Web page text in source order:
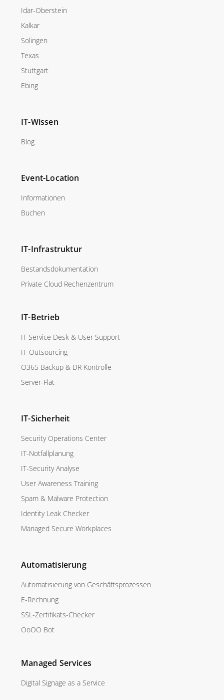
Idar-Oberstein
Kalkar
Solingen
Texas
Stuttgart
Ebing
IT-Wissen
Blog
Event-Location
Informationen
Buchen
IT-Infrastruktur
Bestandsdokumentation
Private Cloud Rechenzentrum
IT-Betrieb
IT Service Desk & User Support
IT-Outsourcing
O365 Backup & DR Kontrolle
Server-Flat
IT-Sicherheit
Security Operations Center
IT-Notfallplanung
IT-Security Analyse
User Awareness Training
Spam & Malware Protection
Identity Leak Checker
Managed Secure Workplaces
Automatisierung
Automatisierung von Geschäftsprozessen
E-Rechnung
SSL-Zertifikats-Checker
OoOO Bot
Managed Services
Digital Signage as a Service